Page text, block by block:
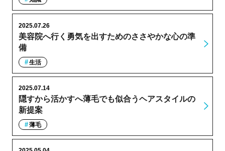
美容院へ行く勇気を出すためのささやかな心の準
備
2025.07.26
生活
隠すから活かすへ薄毛でも似合うヘアスタイルの
新提案
2025.07.14
薄毛